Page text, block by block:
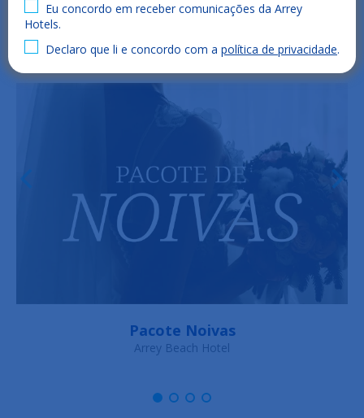
Eu concordo em receber comunicações da Arrey
Hotels.
Declaro que li e concordo com a política de privacidade.
Pacote de aniversário
Arrey Boutique Hotel